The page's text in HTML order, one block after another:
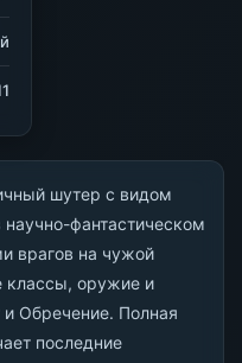
шутер с видом
фантастическом
врагов на чужой
классы, оружие и
Обречение. Полная
последние